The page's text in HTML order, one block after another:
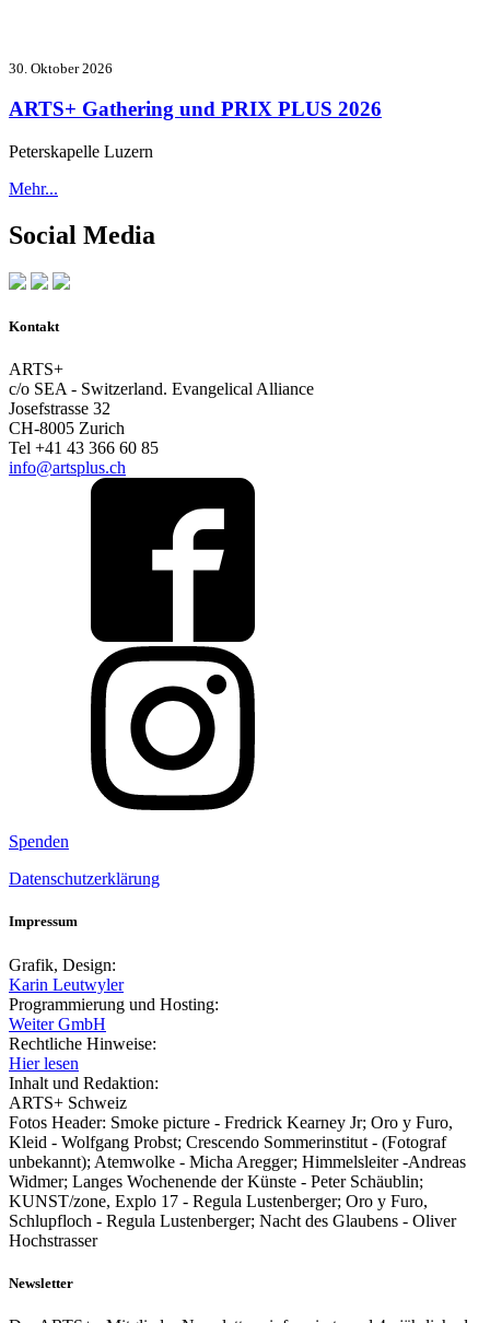
30. Oktober 2026
ARTS+ Gathering und PRIX PLUS 2026
Peterskapelle Luzern
Mehr...
Social Media
Kontakt
ARTS+
c/o SEA - Switzerland. Evangelical Alliance
Josefstrasse 32
CH-8005 Zurich
Tel +41 43 366 60 85
info@artsplus.ch
Spenden
Datenschutzerklärung
Impressum
Grafik, Design:
Karin Leutwyler
Programmierung und Hosting:
Weiter GmbH
Rechtliche Hinweise:
Hier lesen
Inhalt und Redaktion:
ARTS+ Schweiz
Fotos Header: Smoke picture - Fredrick Kearney Jr; Oro y Furo,
Kleid - Wolfgang Probst; Crescendo Sommerinstitut - (Fotograf
unbekannt); Atemwolke - Micha Aregger; Himmelsleiter -Andreas
Widmer; Langes Wochenende der Künste - Peter Schäublin;
KUNST/zone, Explo 17 - Regula Lustenberger; Oro y Furo,
Schlupfloch - Regula Lustenberger; Nacht des Glaubens - Oliver
Hochstrasser
Newsletter